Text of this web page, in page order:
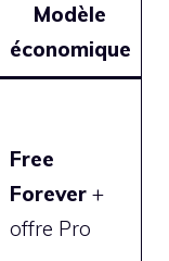
Modèle
économique
Free
Forever+
offre Pro